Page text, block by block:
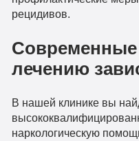
рецидивов.
лечению
В нашей клинике вы
наркологическую